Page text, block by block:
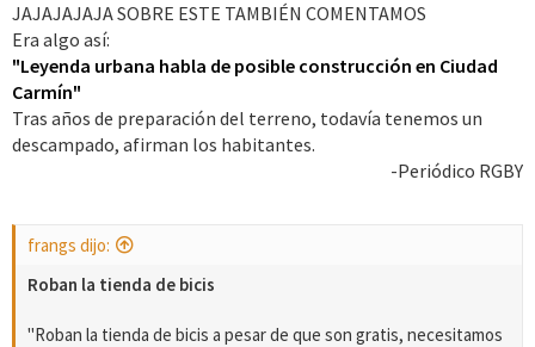
JAJAJAJAJA SOBRE ESTE TAMBIÉN COMENTAMOS
Era algo así:
"Leyenda urbana habla de posible construcción en Ciudad
Carmín"
Tras años de preparación del terreno, todavía tenemos un
descampado, afirman los habitantes.
-Periódico RGBY​
frangs dijo:
Roban la tienda de bicis
"Roban la tienda de bicis a pesar de que son gratis, necesitamos